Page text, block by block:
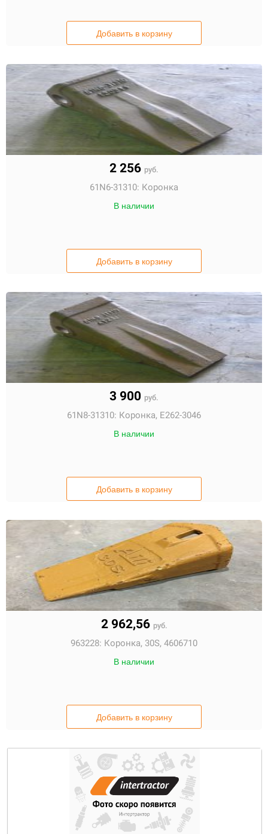
Добавить в корзину
2 256 руб.
61N6-31310: Коронка
В наличии
Добавить в корзину
3 900 руб.
61N8-31310: Коронка, E262-3046
В наличии
Добавить в корзину
2 962,56 руб.
963228: Коронка, 30S, 4606710
В наличии
Добавить в корзину